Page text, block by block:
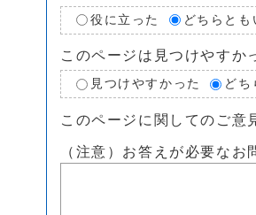
役に立った どちらとも
このページは見つけやすか
見つけやすかった どち
このページに関してのご意
（注意）お答えが必要な